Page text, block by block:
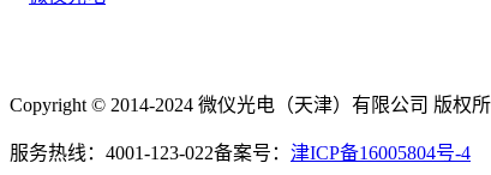
Copyright © 2014-2024 微仪光电（天津）有限公司 版权
服务热线：4001-123-022备案号： 津ICP备16005804号-4